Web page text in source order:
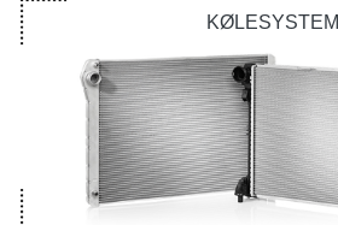
KØLESYSTEM